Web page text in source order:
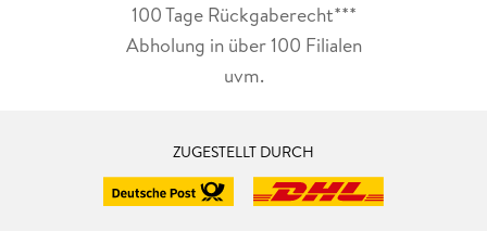
100 Tage Rückgaberecht***
Abholung in über 100 Filialen
uvm.
ZUGESTELLT DURCH